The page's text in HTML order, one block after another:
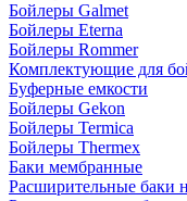
Бойлеры Galmet
Бойлеры Eterna
Бойлеры Rommer
Комплектующие для
Буферные емкости
Бойлеры Gekon
Бойлеры Termica
Бойлеры Thermex
Баки мембранные
Расширительные баки